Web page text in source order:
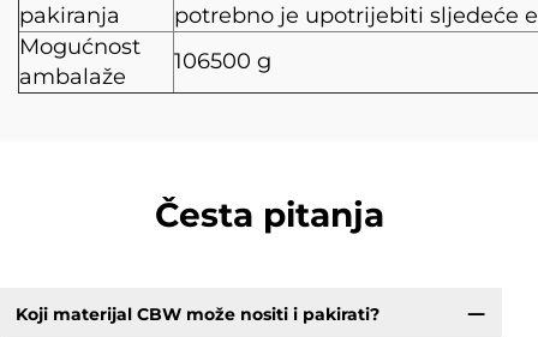
pakiranja
potrebno je upotrijebiti sljedeće
Mogućnost
ambalaže
106500 g
Česta pitanja
Koji materijal CBW može nositi i pakirati?